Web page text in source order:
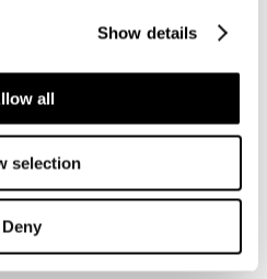
Show details
all
selection
Deny